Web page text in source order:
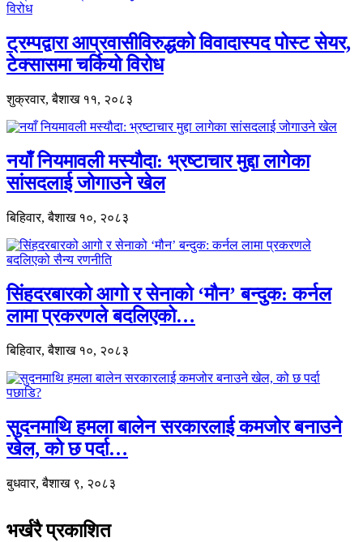
ट्रम्पद्वारा आप्रवासीविरुद्धको विवादास्पद पोस्ट सेयर,
टेक्सासमा चर्कियो विरोध
शुक्रवार, बैशाख ११, २०८३
नयाँ नियमावली मस्यौदा: भ्रष्टाचार मुद्दा लागेका
सांसदलाई जोगाउने खेल
बिहिवार, बैशाख १०, २०८३
सिंहदरबारको आगो र सेनाको ‘मौन’ बन्दुक: कर्नल
लामा प्रकरणले बदलिएको…
बिहिवार, बैशाख १०, २०८३
सुदनमाथि हमला बालेन सरकारलाई कमजोर बनाउने
खेल, को छ पर्दा…
बुधवार, बैशाख ९, २०८३
भर्खरै प्रकाशित